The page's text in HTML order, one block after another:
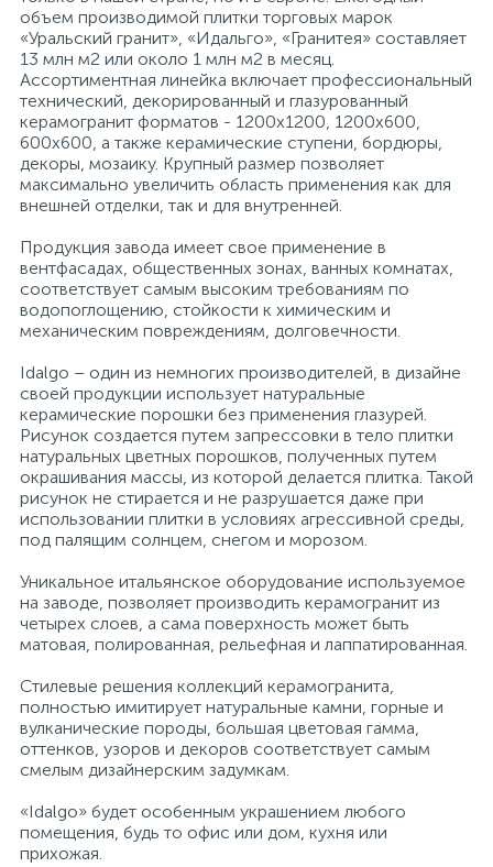
объем производимой плитки торговых марок
«Уральский гранит», «Идальго», «Гранитея» составляет
13 млн м2 или около 1 млн м2 в месяц.
Ассортиментная линейка включает профессиональный
технический, декорированный и глазурованный
керамогранит форматов - 1200х1200, 1200х600,
600х600, а также керамические ступени, бордюры,
декоры, мозаику. Крупный размер позволяет
максимально увеличить область применения как для
внешней отделки, так и для внутренней.
Продукция завода имеет свое применение в
вентфасадах, общественных зонах, ванных комнатах,
соответствует самым высоким требованиям по
водопоглощению, стойкости к химическим и
механическим повреждениям, долговечности.
Idalgo – один из немногих производителей, в дизайне
своей продукции использует натуральные
керамические порошки без применения глазурей.
Рисунок создается путем запрессовки в тело плитки
натуральных цветных порошков, полученных путем
окрашивания массы, из которой делается плитка. Такой
рисунок не стирается и не разрушается даже при
использовании плитки в условиях агрессивной среды,
под палящим солнцем, снегом и морозом.
Уникальное итальянское оборудование используемое
на заводе, позволяет производить керамогранит из
четырех слоев, а сама поверхность может быть
матовая, полированная, рельефная и лаппатированная.
Стилевые решения коллекций керамогранита,
полностью имитирует натуральные камни, горные и
вулканические породы, большая цветовая гамма,
оттенков, узоров и декоров соответствует самым
смелым дизайнерским задумкам.
«Idalgo» будет особенным украшением любого
помещения, будь то офис или дом, кухня или
прихожая.
Мебель для ванной и зеркала
Раковины
Унитазы
Антивандальная сантехника
Сантехника и оборудование для людей с ограниченными
возможностями.
Инсталляции
Полотенцесушители
Душевые трапы
Аксессуары для ванной
Внутрипольные конвектора
Электрические конвекторы
Электрический водонагреватель 65 л.
Электрический водонагреватель 75 л.
Электрический водонагреватель 80 л.
Электрический водонагреватель 100 л.
Электрический водонагреватель 120 л.
Электрический водонагреватель 150 л.